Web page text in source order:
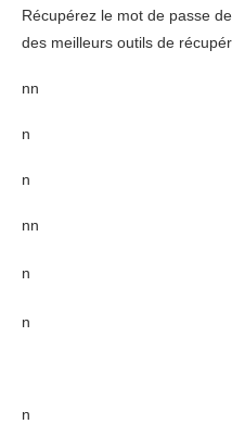
Récupérez le mot de passe
des meilleurs outils de
nn
n
n
nn
n
n
n